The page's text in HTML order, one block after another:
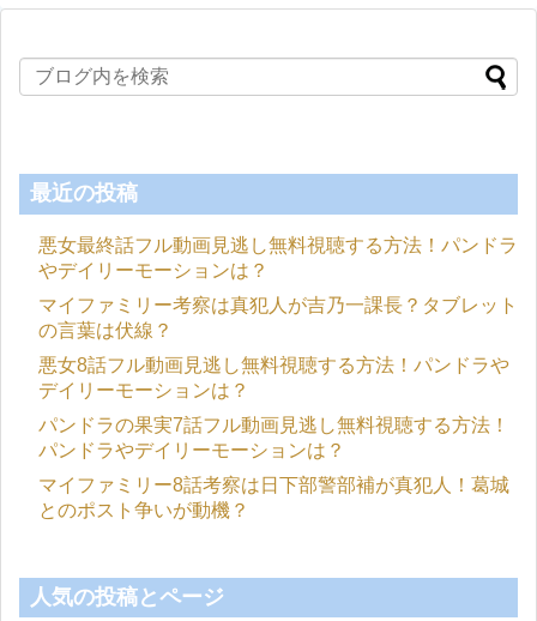
最近の投稿
悪女最終話フル動画見逃し無料視聴する方法！パンドラ
やデイリーモーションは？
マイファミリー考察は真犯人が吉乃一課長？タブレット
の言葉は伏線？
悪女8話フル動画見逃し無料視聴する方法！パンドラや
デイリーモーションは？
パンドラの果実7話フル動画見逃し無料視聴する方法！
パンドラやデイリーモーションは？
マイファミリー8話考察は日下部警部補が真犯人！葛城
とのポスト争いが動機？
人気の投稿とページ